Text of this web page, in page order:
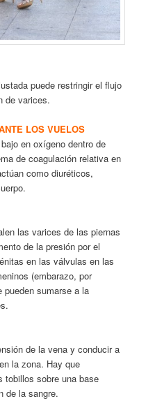
puede restringir el flujo
de varices.
LOS VUELOS
en oxígeno dentro de
de coagulación relativa en
como diuréticos,
las varices de las piernas
de la presión por el
en las válvulas en las
(embarazo, por
pueden sumarse a la
de la vena y conducir a
la zona. Hay que
tobillos sobre una base
de la sangre.